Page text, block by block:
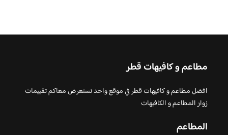
مطاعم و كافيهات قطر
افضل مطاعم و كافيهات قطر في موقع واحد نستعرض معاكم تقييمات
زوار المطاعم و الكافيهات
المطاعم